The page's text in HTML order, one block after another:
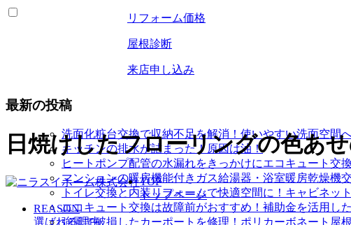
日焼けしたフローリングの色あ
TOP
トップページ
REASON
選ばれる理由
最新の投稿
洗面化粧台交換で収納不足を解消！使いやすい洗面空間
キッチンの排水が詰まった！原因は油！
ヒートポンプ配管の水漏れをきっかけにエコキュート交
マンションの暖房機能付きガス給湯器・浴室暖房乾燥機
トイレ交換と内装リフォームで快適空間に！キャビネッ
エコキュート交換は故障前がおすすめ！補助金を活用し
強風で破損したカーポートを修理！ポリカーボネート屋
リフォーム価格
屋根診断
来店申し込み